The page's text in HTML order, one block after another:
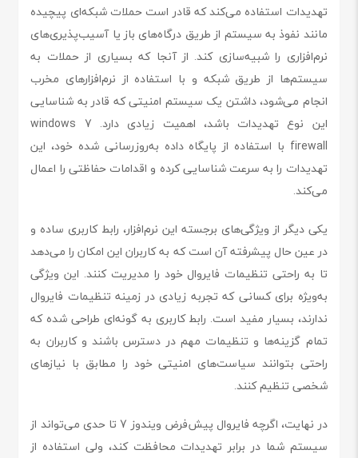
تهدیدات استفاده می‌کند که قادر است حملات شبکه‌ای پیچیده
مانند نفوذ به سیستم از طریق درگاه‌های باز یا آسیب‌پذیری‌های
نرم‌افزاری را شبیه‌سازی کند. از آنجا که بسیاری از حملات به
سیستم‌ها از طریق شبکه و با استفاده از نرم‌افزارهای مخرب
انجام می‌شود، داشتن یک سیستم امنیتی که قادر به شناسایی
این نوع تهدیدات باشد، اهمیت زیادی دارد. windows 7
firewall با استفاده از پایگاه داده به‌روزرسانی شده خود، این
تهدیدات را به سرعت شناسایی کرده و اقدامات حفاظتی را اعمال
می‌کند.
یکی دیگر از ویژگی‌های برجسته این نرم‌افزار، رابط کاربری ساده و
در عین حال پیشرفته آن است که به کاربران این امکان را می‌دهد
تا به راحتی تنظیمات فایروال خود را مدیریت کنند. این ویژگی
به‌ویژه برای کسانی که تجربه زیادی در زمینه تنظیمات فایروال
ندارند، بسیار مفید است. رابط کاربری به گونه‌ای طراحی شده که
تمام گزینه‌ها و تنظیمات مهم در دسترس باشند و کاربران به
راحتی بتوانند سیاست‌های امنیتی خود را مطابق با نیازهای
شخصی تنظیم کنند.
در نهایت، اگرچه فایروال پیش‌فرض ویندوز 7 تا حدی می‌تواند از
سیستم شما در برابر تهدیدات محافظت کند، ولی استفاده از